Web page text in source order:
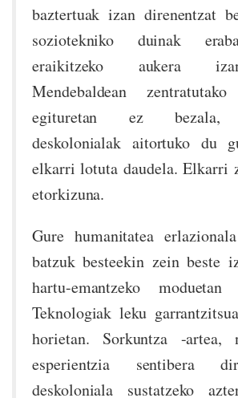
baztertuak izan direnentzat
soziotekniko duinak
eraikitzeko aukera
Mendebaldean zentratutako
egituretan ez bezala,
deskolonialak aitortuko du
elkarri lotuta daudela. Elkarri
etorkizuna.
Gure humanitatea
batzuk besteekin zein beste
hartu-emantzeko
Teknologiak leku
horietan. Sorkuntza -artea,
esperientzia sentibera
deskoloniala sustatzeko